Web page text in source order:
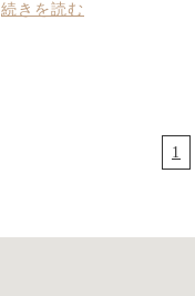
続きを読む
1